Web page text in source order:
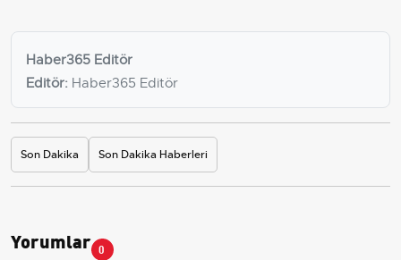
Haber365 Editör
Editör: Haber365 Editör
Son Dakika Son Dakika Haberleri
Yorumlar 0